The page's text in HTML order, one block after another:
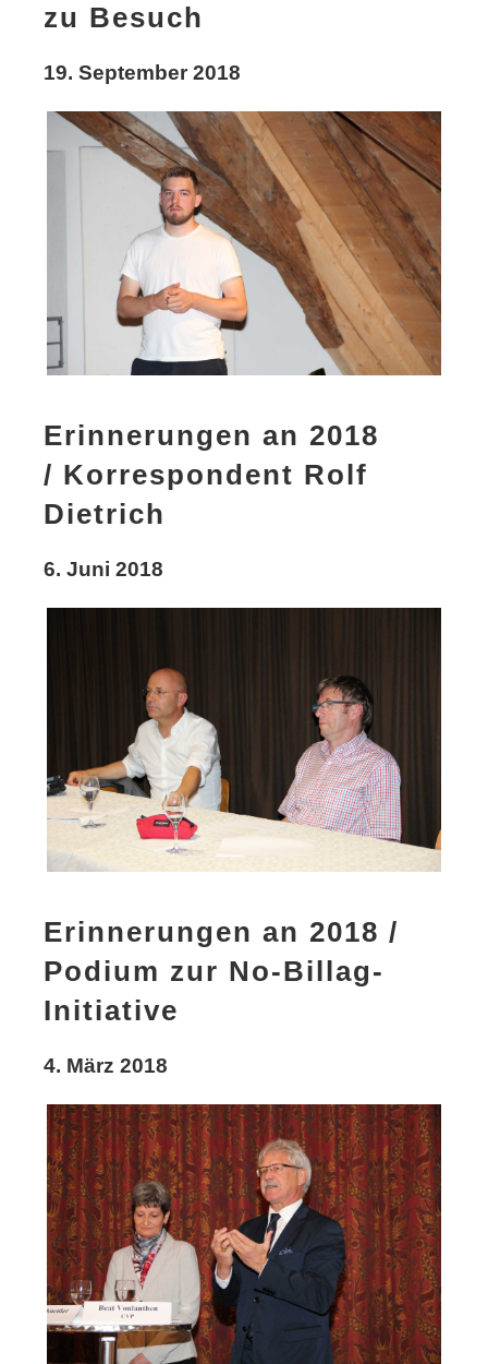
zu Besuch
19. September 2018
Erinnerungen an 2018
/ Korrespondent Rolf
Dietrich
6. Juni 2018
Erinnerungen an 2018 /
Podium zur No-Billag-
Initiative
4. März 2018